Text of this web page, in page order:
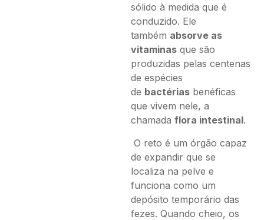
sólido à medida que é
conduzido. Ele
também absorve as
vitaminas que são
produzidas pelas centenas
de espécies
de bactérias benéficas
que vivem nele, a
chamadaflora intestinal.
O reto é um órgão capaz
de expandir que se
localiza na pelve e
funciona como um
depósito temporário das
fezes. Quando cheio, os